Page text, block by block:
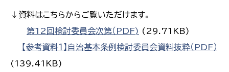
↓資料はこちらからご覧いただけます。
第12回検討委員会次第（PDF) (29.71KB)
【参考資料１】自治基本条例検討委員会資料抜粋（PDF）
(139.41KB)